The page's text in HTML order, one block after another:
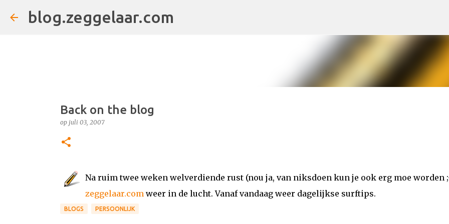
blog.zeggelaar.com
Back on the blog
op juli 03, 2007
Na ruim twee weken welverdiende rust (nou ja, van niksdoen kun je ook erg moe worden
zeggelaar.comweer in de lucht. Vanaf vandaag weer dagelijkse surftips.
BLOGS PERSOONLIJK